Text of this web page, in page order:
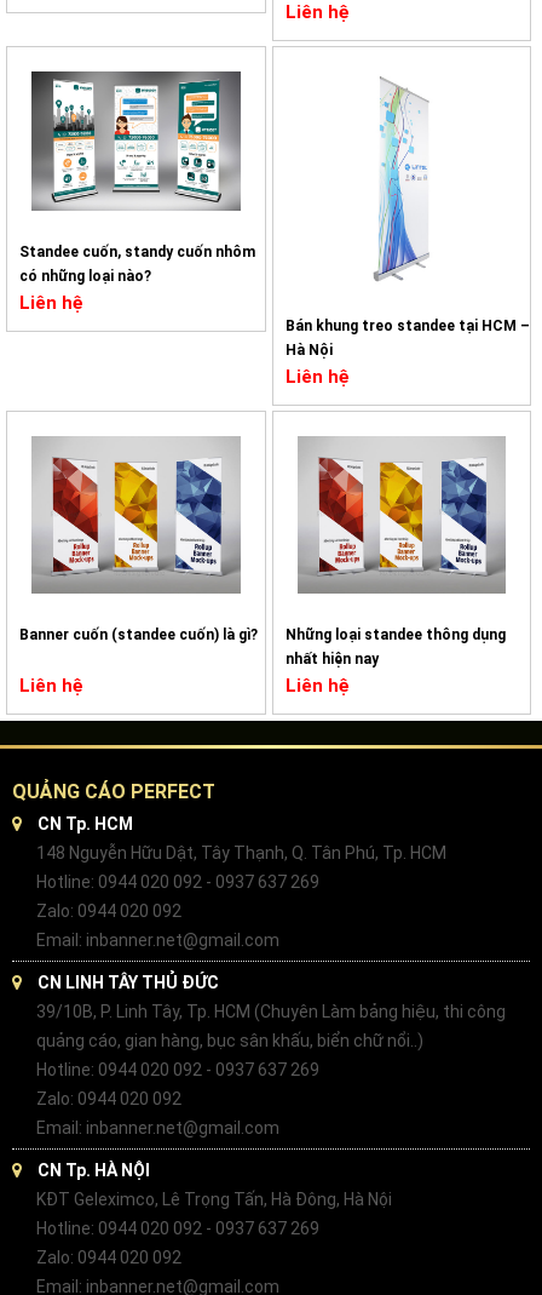
Liên hệ
Standee cuốn, standy cuốn nhôm
có những loại nào?
Liên hệ
Bán khung treo standee tại HCM –
Hà Nội
Liên hệ
Banner cuốn (standee cuốn) là gì?
Liên hệ
Những loại standee thông dụng
nhất hiện nay
Liên hệ
QUẢNG CÁO PERFECT
CN Tp. HCM
148 Nguyễn Hữu Dật, Tây Thạnh, Q. Tân Phú, Tp. HCM
Hotline: 0944 020 092 - 0937 637 269
Zalo: 0944 020 092
Email: inbanner.net@gmail.com
CN LINH TÂY THỦ ĐỨC
39/10B, P. Linh Tây, Tp. HCM (Chuyên Làm bảng hiệu, thi công
quảng cáo, gian hàng, bục sân khấu, biển chữ nổi..)
Hotline: 0944 020 092 - 0937 637 269
Zalo: 0944 020 092
Email: inbanner.net@gmail.com
CN Tp. HÀ NỘI
KĐT Geleximco, Lê Trọng Tấn, Hà Đông, Hà Nội
Hotline: 0944 020 092 - 0937 637 269
Zalo: 0944 020 092
Email: inbanner.net@gmail.com